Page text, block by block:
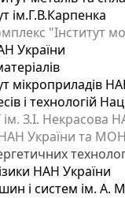
ім.Г.В.Карпенка
"Інститут
України
мікроприладів
і технологій
ім. З.І. Некрасова
України та
НАН України
і систем ім. А.